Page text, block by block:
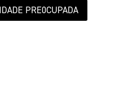
PRE0CUPADA